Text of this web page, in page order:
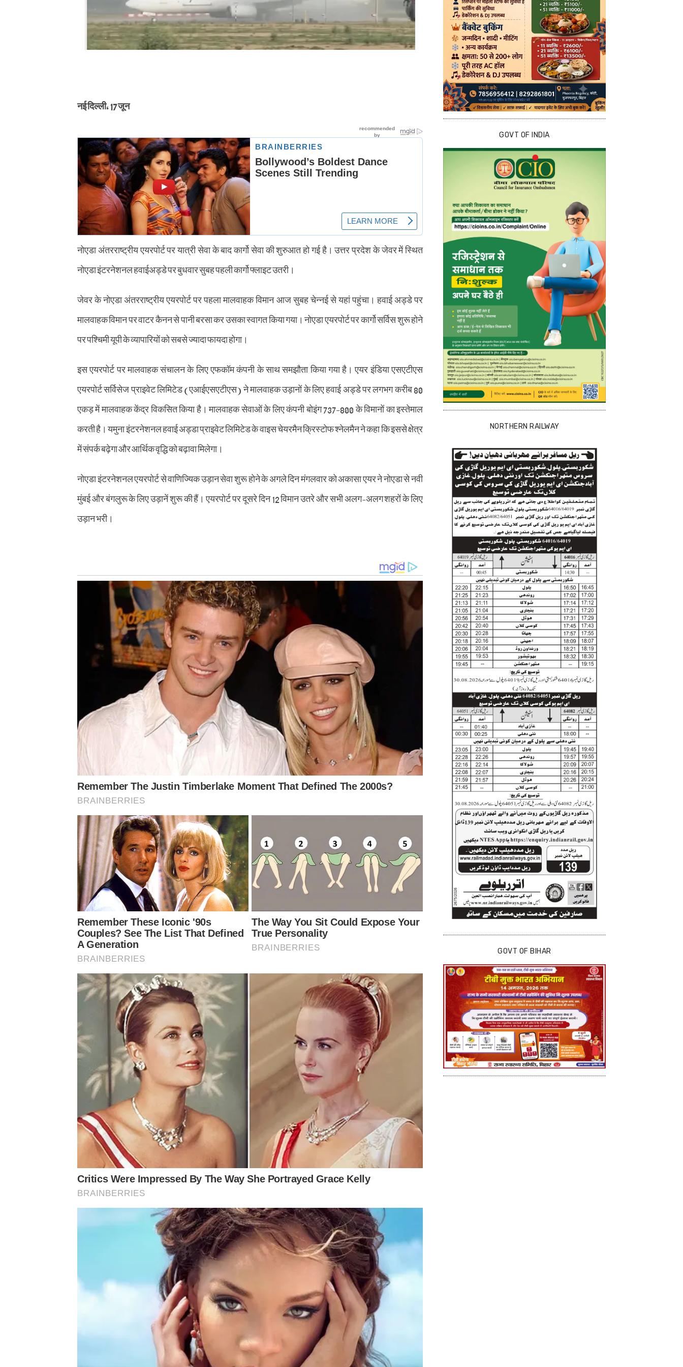
नई दिल्ली, 17 जून
नोएडा अंतरराष्ट्रीय एयरपोर्ट पर यात्री सेवा के बाद कार्गो सेवा की शुरुआत हो गई है। उत्तर प्रदेश के जेवर में स्थित
नोएडा इंटरनेशनल हवाईअड्डे पर बुधवार सुबह पहली कार्गो फ्लाइट उतरी।
जेवर के नोएडा अंतरराष्ट्रीय एयरपोर्ट पर पहला मालवाहक विमान आज सुबह चेन्नई से यहां पहुंचा। हवाई अड्डे पर
मालवाहक विमान पर वाटर कैनन से पानी बरसा कर उसका स्वागत किया गया। नोएडा एयरपोर्ट पर कार्गो सर्विस शुरू होने
पर पश्चिमी यूपी के व्यापारियों को सबसे ज्यादा फायदा होगा।
इस एयरपोर्ट पर मालवाहक संचालन के लिए एफकॉम कंपनी के साथ समझौता किया गया है। एयर इंडिया एसएटीएस
एयरपोर्ट सर्विसेज प्राइवेट लिमिटेड (एआईएसएटीएस) ने मालवाहक उड़ानों के लिए हवाई अड्डे पर लगभग करीब 80
एकड़ में मालवाहक केंद्र विकसित किया है। मालवाहक सेवाओं के लिए कंपनी बोइंग 737-800 के विमानों का इस्तेमाल
करती है। यमुना इंटरनेशनल हवाई अड्डा प्राइवेट लिमिटेड के वाइस चेयरमैन क्रिस्टोफ श्नेलमैन ने कहा कि इससे क्षेत्र
में संपर्क बढ़ेगा और आर्थिक वृद्धि को बढ़ावा मिलेगा।
नोएडा इंटरनेशनल एयरपोर्ट से वाणिज्यिक उड़ान सेवा शुरू होने के अगले दिन मंगलवार को अकासा एयर ने नोएडा से नवी
मुंबई और बंगलुरू के लिए उड़ानें शुरू की हैं। एयरपोर्ट पर दूसरे दिन 12 विमान उतरे और सभी अलग-अलग शहरों के लिए
उड़ान भरी।
GOVT OF INDIA
NORTHERN RAILWAY
GOVT OF BIHAR